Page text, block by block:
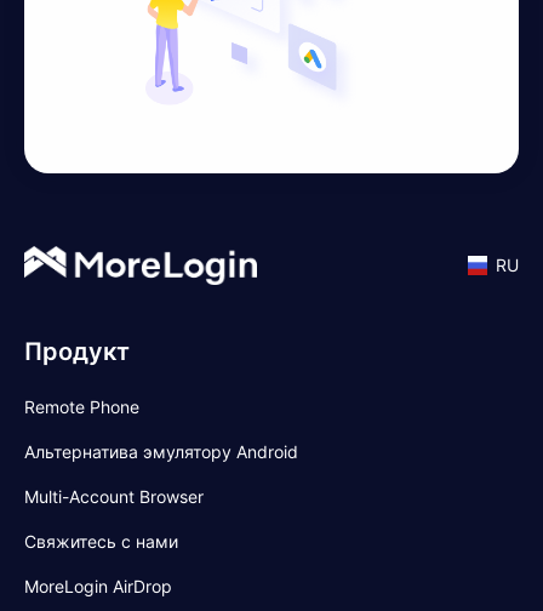
RU
Продукт
Remote Phone
Альтернатива эмулятору Android
Multi-Account Browser
Свяжитесь с нами
MoreLogin AirDrop